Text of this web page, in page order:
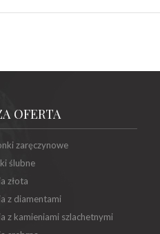
OFERTA
zaręczynowe
ślubne
złota
z diamentami
z kamieniami szlachetnymi